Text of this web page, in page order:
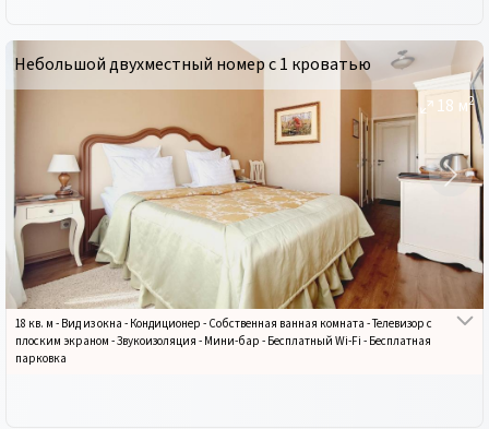
Небольшой двухместный номер с 1 кроватью
18 м2
18 кв. м - Вид из окна - Кондиционер - Собственная ванная комната -Телевизор с
плоским экраном -Звукоизоляция - Мини-бар - Бесплатный Wi-Fi - Бесплатная
парковка